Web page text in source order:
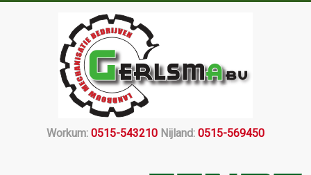
Workum: 0515-543210Nijland: 0515-569450